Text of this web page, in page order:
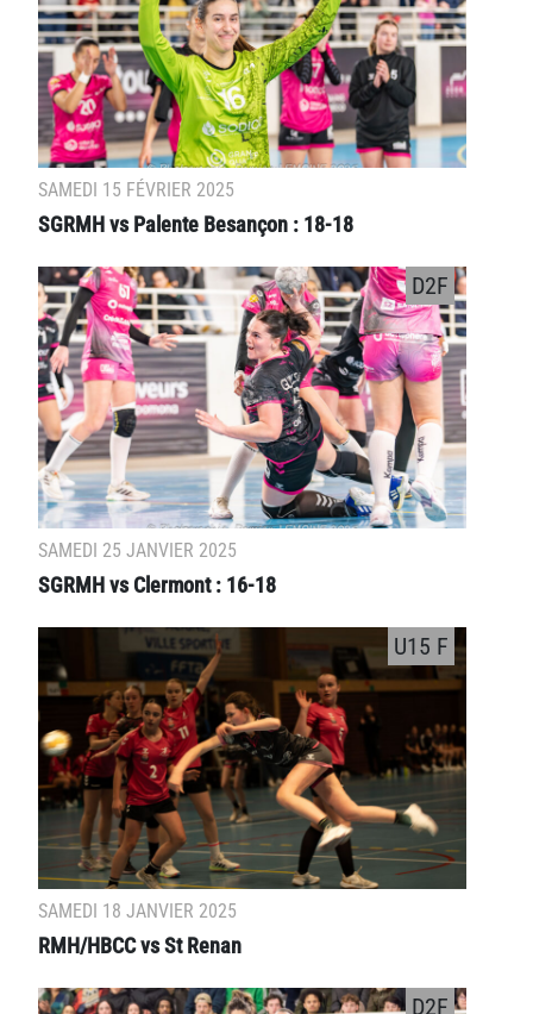
SAMEDI 15 FÉVRIER 2025
SGRMH vs Palente Besançon : 18-18
SAMEDI 25 JANVIER 2025
SGRMH vs Clermont : 16-18
D2F
SAMEDI 18 JANVIER 2025
RMH/HBCC vs St Renan
U15 F
D2F